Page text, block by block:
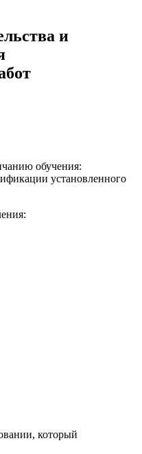
и
обучения:
установленного
который